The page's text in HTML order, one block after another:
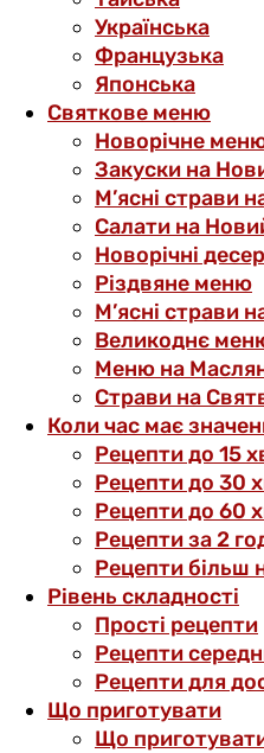
Українська
Французька
Японська
Святкове меню
Новорічне
Закуски на
М’ясні страви
Салати на
Новорічні
Різдвяне меню
М’ясні страви
Великоднє
Меню на
Страви на
Коли час має
Рецепти до 15
Рецепти до 30
Рецепти до 60
Рецепти за 2
Рецепти більш
Рівень складності
Прості рецепти
Рецепти
Рецепти для
Що приготувати
Що